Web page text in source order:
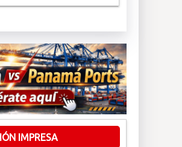
IMPRESA